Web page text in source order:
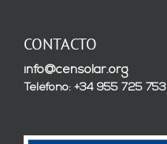
CONTACTO
info@censolar.org
Teléfono: +34 955 725 753